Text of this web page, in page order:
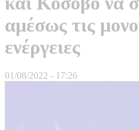
αμέσως τις
ενέργειες
01/08/2022 - 17:26